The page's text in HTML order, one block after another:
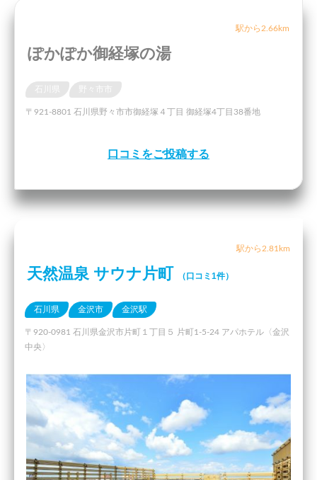
駅から2.66km
ぽかぽか御経塚の湯
石川県 野々市市
〒921-8801 石川県野々市市御経塚４丁目 御経塚4丁目38番地
口コミをご投稿する
駅から2.81km
天然温泉 サウナ片町 （口コミ1件）
石川県 金沢市 金沢駅
〒920-0981 石川県金沢市片町１丁目５ 片町1-5-24 アパホテル〈金沢
中央〉